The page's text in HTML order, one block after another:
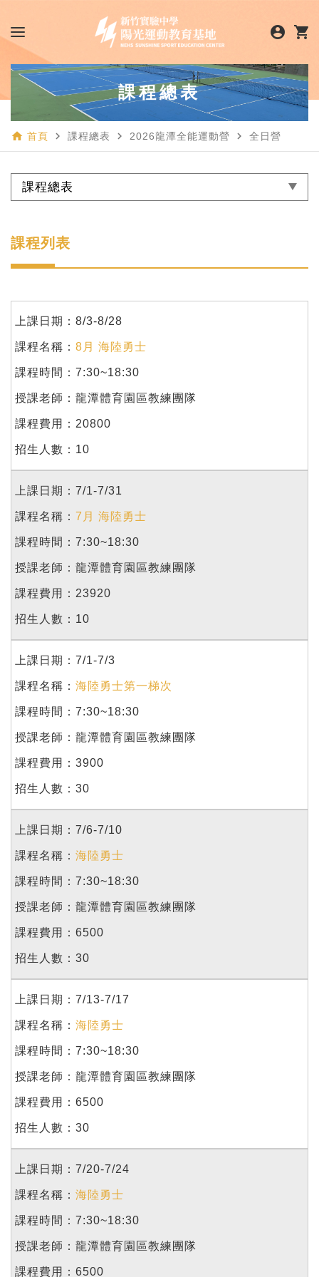
account_circle shopping_cart
課程總表
home 首頁 navigate_next 課程總表 navigate_next 2026龍潭全能運動營 navigate_next 全日營
課程總表
課程列表
8/3-8/28
8月 海陸勇士
7:30~18:30
龍潭體育園區教練團隊
20800
10
7/1-7/31
7月 海陸勇士
7:30~18:30
龍潭體育園區教練團隊
23920
10
7/1-7/3
海陸勇士第一梯次
7:30~18:30
龍潭體育園區教練團隊
3900
30
7/6-7/10
海陸勇士
7:30~18:30
龍潭體育園區教練團隊
6500
30
7/13-7/17
海陸勇士
7:30~18:30
龍潭體育園區教練團隊
6500
30
7/20-7/24
海陸勇士
7:30~18:30
龍潭體育園區教練團隊
6500